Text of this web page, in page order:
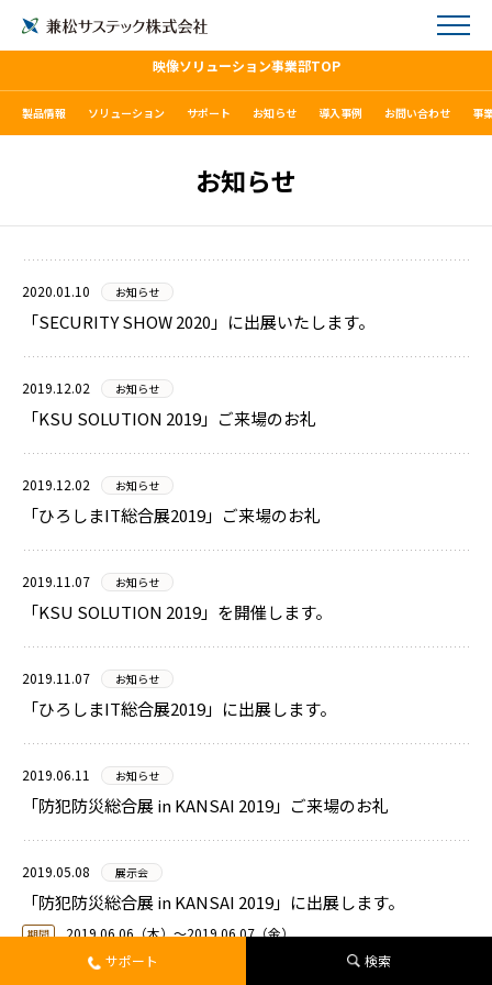
映像ソリューション事業部TOP
製品情報 ソリューション サポート お知らせ 導入事例 お問い合わせ 事
お知らせ
2020.01.10 お知らせ
「SECURITY SHOW 2020」に出展いたします。
2019.12.02 お知らせ
「KSU SOLUTION 2019」ご来場のお礼
2019.12.02 お知らせ
「ひろしまIT総合展2019」ご来場のお礼
2019.11.07 お知らせ
「KSU SOLUTION 2019」を開催します。
2019.11.07 お知らせ
「ひろしまIT総合展2019」に出展します。
2019.06.11 お知らせ
「防犯防災総合展 in KANSAI 2019」ご来場のお礼
2019.05.08 展示会
「防犯防災総合展 in KANSAI 2019」に出展します。
期間
2019.06.06（木）〜2019.06.07（金）
サポート
検索